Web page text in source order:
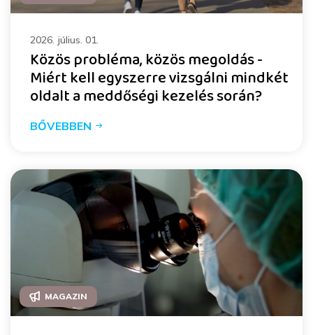
2026. július. 01.
Közös probléma, közös megoldás -
Miért kell egyszerre vizsgálni mindkét
oldalt a meddőségi kezelés során?
BŐVEBBEN
MAGAZIN